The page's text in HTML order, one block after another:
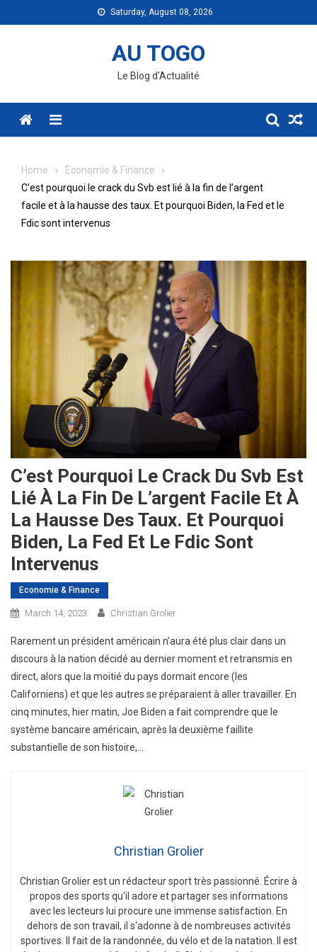
to
Saturday, August 08, 2026
AU TOGO
Le Blog d'Actualité
Menu
Home
Economie & Finance
C’est pourquoi le crack du Svb est lié à la fin de l’argent
facile et à la hausse des taux. Et pourquoi Biden, la Fed et le
Fdic sont intervenus
C’est Pourquoi Le Crack Du Svb Est
Lié À La Fin De L’argent Facile Et À
La Hausse Des Taux. Et Pourquoi
Biden, La Fed Et Le Fdic Sont
Intervenus
Economie & Finance
March 14, 2023 Christian Grolier
Rarement un président américain n’aura été plus clair dans un
discours à la nation décidé au dernier moment et retransmis en
direct, alors que la moitié du pays dormait encore (les
Californiens) et que les autres se préparaient à aller travailler. En
cinq minutes, hier matin, Joe Biden a fait comprendre que le
système bancaire américain, après la deuxième faillite
substantielle de son histoire,…
Christian Grolier
Christian Gro lierestun rédacteursporttrès passionné Écrire à
propos des sports qu‘il adore etpartagerses informations
avec les lecteurs ui procure une immense satisfaction En
dehors de son travail , il s‘adonne à de nombreuses activités
sportives faitde la randonnée, du vé lo etde la natation
est